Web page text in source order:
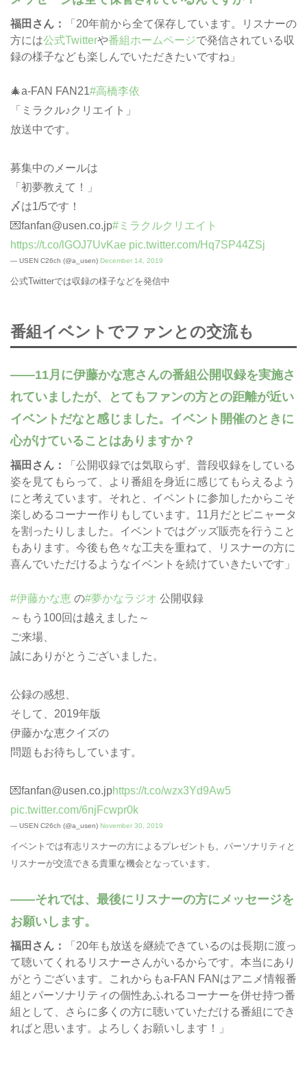
福田さん：
「20年前から全て保存しています。リスナーの
方には公式Twitterや番組ホームページで発信されている収
録の様子なども楽しんでいただきたいですね」
🎄a-FAN FAN21#高橋李依
「ミラクル♪クリエイト」
放送中です。
募集中のメールは
「初夢教えて！」
〆は1/5です！
💌fanfan@usen.co.jp#ミラクルクリエイト
https://t.co/lGOJ7UvKae pic.twitter.com/Hq7SP44ZSj
— USEN C26ch (@a_usen) December 14, 2019
公式Twitterでは収録の様子などを発信中
番組イベントでファンとの交流も
11月に伊藤かな恵さんの番組公開収録を実施さ
れていましたが、とてもファンの方との距離が近い
イベントだなと感じました。イベント開催のときに
心がけていることはありますか？
福田さん：
「公開収録では気取らず、普段収録をしている
姿を見てもらって、より番組を身近に感じてもらえるよう
にと考えています。それと、イベントに参加したからこそ
楽しめるコーナー作りもしています。11月だとピニャータ
を割ったりしました。イベントではグッズ販売を行うこと
もあります。今後も色々な工夫を重ねて、リスナーの方に
喜んでいただけるようなイベントを続けていきたいです」
#伊藤かな恵 の#夢かなラジオ 公開収録
～もう100回は越えました～
ご来場、
誠にありがとうございました。
公録の感想、
そして、2019年版
伊藤かな恵クイズの
問題もお待ちしています。
💌fanfan@usen.co.jphttps://t.co/wzx3Yd9Aw5
pic.twitter.com/6njFcwpr0k
— USEN C26ch (@a_usen) November 30, 2019
イベントでは有志リスナーの方によるプレゼントも。パーソナリティと
リスナーが交流できる貴重な機会となっています。
それでは、最後にリスナーの方にメッセージを
お願いします。
福田さん：
「20年も放送を継続できているのは長期に渡っ
て聴いてくれるリスナーさんがいるからです。本当にあり
がとうございます。これからもa-FAN FANはアニメ情報番
組とパーソナリティの個性あふれるコーナーを併せ持つ番
組として、さらに多くの方に聴いていただける番組にでき
ればと思います。よろしくお願いします！」